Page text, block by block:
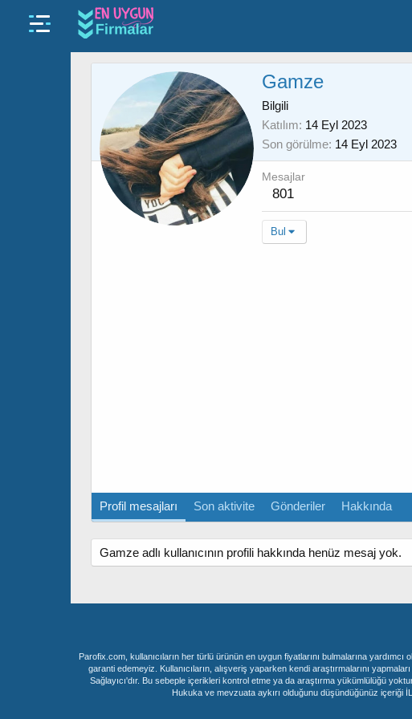
Gamze
Bilgili
Katılım 14 Eyl 2023
Son görülme 14 Eyl 2023
Mesajlar
801
Bul
Profil mesajları Son aktivite Gönderiler Hakkında
Gamze adlı kullanıcının profili hakkında henüz mesaj yok.
Parofix.com, kullanıcıların her türlü ürünün en uygun fiyatlarını bulmalarına
garanti edemeyiz. Kullanıcıların, alışveriş yaparken kendi araştırmalarını
Sağlayıcı'dır. Bu sebeple içerikleri kontrol etme ya da araştırma yükümlülüğü
Hukuka ve mevzuata aykırı olduğunu düşündüğünüz içeriği